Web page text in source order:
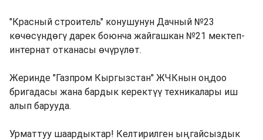
"Красный строитель" конушунун Дачный №23
көчөсүндөгү дарек боюнча жайгашкан №21 мектеп-
интернат отканасы өчүрүлөт.
Жеринде "Газпром Кыргызстан" ЖЧКнын оңдоо
бригадасы жана бардык керектүү техникалары иш
алып барууда.
Урматтуу шаардыктар! Келтирилген ыңгайсыздык